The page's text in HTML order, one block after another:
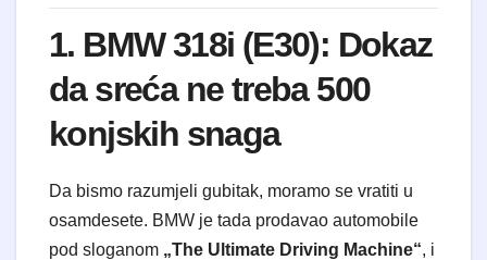
1. BMW 318i (E30): Dokaz
da sreća ne treba 500
konjskih snaga
Da bismo razumjeli gubitak, moramo se vratiti u
osamdesete. BMW je tada prodavao automobile
pod sloganom „The Ultimate Driving Machine“, i